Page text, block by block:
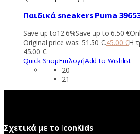
Παιδικά sneakers Puma
Save up to12.6%Save up to 6.50 €
Original price was: 51.50 €.45.00 €Η
45.00 €.
Quick ShopΕπιλογήAdd to Wishlist
20
21
Σχετικά με το IconKids